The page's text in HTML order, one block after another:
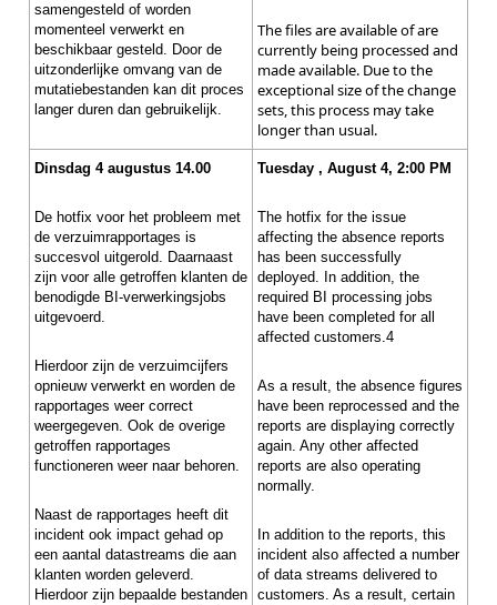
samengesteld of worden
momenteel verwerkt en
beschikbaar gesteld. Door de
uitzonderlijke omvang van de
mutatiebestanden kan dit proces
langer duren dan gebruikelijk.
The files are available of are
currently being processed and
made available. Due to the
exceptional size of the change
sets, this process may take
longer than usual.
Dinsdag 4 augustus 14.00
De hotfix voor het probleem met
de verzuimrapportages is
succesvol uitgerold. Daarnaast
zijn voor alle getroffen klanten de
benodigde BI-verwerkingsjobs
uitgevoerd.
Hierdoor zijn de verzuimcijfers
opnieuw verwerkt en worden de
rapportages weer correct
weergegeven. Ook de overige
getroffen rapportages
functioneren weer naar behoren.
Naast de rapportages heeft dit
incident ook impact gehad op
een aantal datastreams die aan
klanten worden geleverd.
Hierdoor zijn bepaalde bestanden
Tuesday , August 4, 2:00 PM
The hotfix for the issue
affecting the absence reports
has been successfully
deployed. In addition, the
required BI processing jobs
have been completed for all
affected customers.4
As a result, the absence figures
have been reprocessed and the
reports are displaying correctly
again. Any other affected
reports are also operating
normally.
In addition to the reports, this
incident also affected a number
of data streams delivered to
customers. As a result, certain